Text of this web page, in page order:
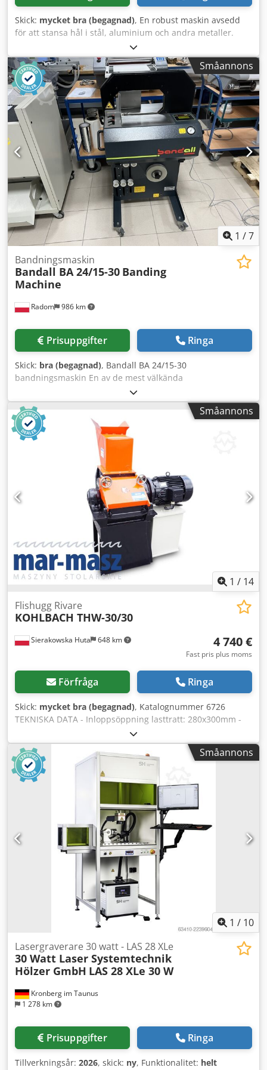
Skick: mycket bra (begagnad), En robust maskin avsedd
för att stansa hål i stål, aluminium och andra metaller.
Tack vare fotpedalsstyrningen ger den en bekväm och
säker användning. Den kompakta konstruktionen är
lämplig både i ett smidesverkstad och i en
produktionsanläggning. Tekniska data: Tillverkare: Mubea
(Muhr und Bender) Modell: KL30 Tillverkningsår: 1975
Maskinnummer: 38601 Tillverkningsland: Tyskland
(Västtyskland) Spänning: 3× 220/380 V Frekvens: 50 Hz
Motoreffekt: 1,5 kW Märkström: 5,8 / 3,4 A Skyddsgrad: IP44
Styrning: fotpedal Stansningskapacitet: Ø 30 mm i plåt
med en tjocklek på 8 mm Ø 20 mm i plåt med en tjocklek
på 12 mm (Parametrar enligt tillverkarens typskylt för
material med en hållfasthet på cirka 45 kp/mm².) Dsdpfx
Aezkmi Depdock Skick: Använd maskin. Visuellt skick enligt
bilderna. Robust, tung industriell konstruktion. Perfekt för
smidesverkstäder, produktion av stålkonstruktioner och
verkstäder som arbetar med metallbearbetning.
Småannons
1 /7
Radom 986 km
Bandningsmaskin
Bandall BA 24/15-30 Banding
Machine
Prisuppgifter Ringa
Skick: bra (begagnad), Bandall BA 24/15-30
bandningsmaskin En av de mest välkända
bandningsmaskinerna i världen, marknadsledande.
Tillverkad av Bandall, Nederländerna. Maskinen är i
mycket gott skick, nyligen servad. Tillverkningsår: 2016
Maskinen kan användas manuellt eller automatiskt.
Produktionsversion, för tunga laster. Maskinen står på en
fristående ram med hjul för transport. Används med
jumbo-rullar. Efter att materialet har matats in, lindar
maskinen det med band, komprimerar och förseglar det,
vilket ger ett elegant paket. Perfekt för bandning av
visitkort, broschyrer och andra material. Styrs via LCD-
panel. Tekniska specifikationer: Bandbredd: 30 mm
Kapacitet: 36 cykler/min Maskinöppning: 320 x 160 mm En
filmrulle ingår. Dcsdjzlgd Djpfx Apdok
Småannons
1 / 14
Sierakowska Huta 648 km
Flishugg Rivare
KOHLBACH THW-30/30
4 740 €
Fast pris plus moms
Förfråga Ringa
Skick: mycket bra (begagnad), Katalognummer 6726
TEKNISKA DATA - Inloppsöppning lasttratt: 280x300mm -
Utlopp för flisat trä: diameter 310mm - Rotorns
arbetsbredd: 340mm - Huvudmotor: 22kW - Antal knivar: 6
st - Mått (l/b/h): 1300x1150x1680mm - Vikt: 720kg
FÖRDELAR – Mycket gott skick – Begagnad flishugg
Nettopris: 19.900 PLN Nettopris: 4.740 EUR Nettopris
beräknat enligt valutakurs 4,2 PLN/EUR Dodpfx Ajzdz
Rcjpdjck (vid större valutakursförändringar kan priset
Småannons
1 / 10
Kronberg im Taunus
1 278 km
Lasergraverare 30 watt - LAS 28 XLe
30 Watt Laser Systemtechnik
Hölzer GmbH LAS 28 XLe 30 W
Prisuppgifter Ringa
Tillverkningsår: 2026, skick: ny, Funktionalitet: helt